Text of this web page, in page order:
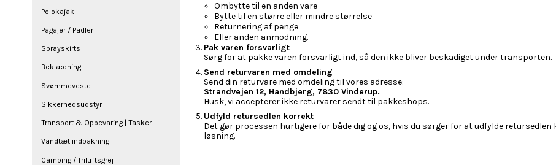
Polokajak
Pagajer / Padler
Sprayskirts
Beklædning
Svømmeveste
Sikkerhedsudstyr
Transport & Opbevaring | Tasker
Vandtæt indpakning
Camping / friluftsgrej
Ombytte til en anden vare
Bytte til en større eller mindre størrelse
Returnering af penge
Eller anden anmodning.
Pak varen forsvarligt
Sørg for at pakke varen forsvarligt ind, så den ikke bliver beskadiget under transporten.
Send returvaren med omdeling
Send din returvare med omdeling til vores adresse:
Strandvejen 12, Handbjerg, 7830 Vinderup.
Husk, vi accepterer ikke returvarer sendt til pakkeshops.
Udfyld retursedlen korrekt
Det gør processen hurtigere for både dig og os, hvis du sørger for at udfylde
løsning.